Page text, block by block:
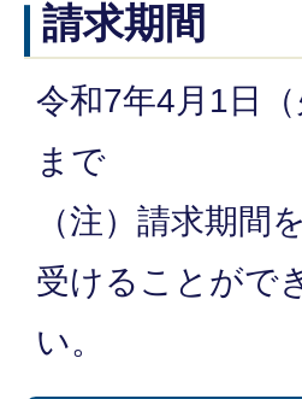
請求期間
令和7年4月1日
まで
（注）請求期間
受けることがで
い。